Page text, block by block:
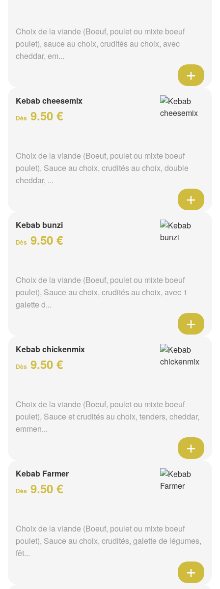
Choix de la viande (Boeuf, poulet ou mixte boeuf
poulet), sauce au choix, crudités au choix, avec
cheddar, em...
Kebab cheesemix
Dès 9.50 €
Choix de la viande (Boeuf, poulet ou mixte boeuf
poulet), Sauce au choix, crudités au choix, double
cheddar, ...
Kebab bunzi
Dès 9.50 €
Choix de la viande (Boeuf, poulet ou mixte boeuf
poulet), Sauce au choix, crudités au choix, avec 1
galette d...
Kebab chickenmix
Dès 9.50 €
Choix de la viande (Boeuf, poulet ou mixte boeuf
poulet), Sauce et crudités au choix, tenders, cheddar,
emmen...
Kebab Farmer
Dès 9.50 €
Choix de la viande (Boeuf, poulet ou mixte boeuf
poulet), Sauce au choix, crudités, galette de légumes,
fêt...